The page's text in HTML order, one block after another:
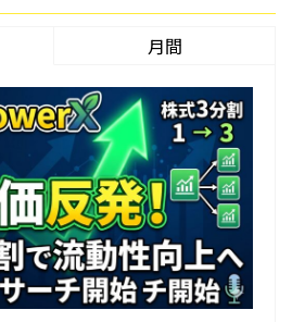
月間